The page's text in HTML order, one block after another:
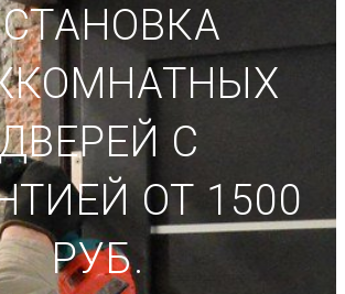
С
ОТ 1500
РУБ.